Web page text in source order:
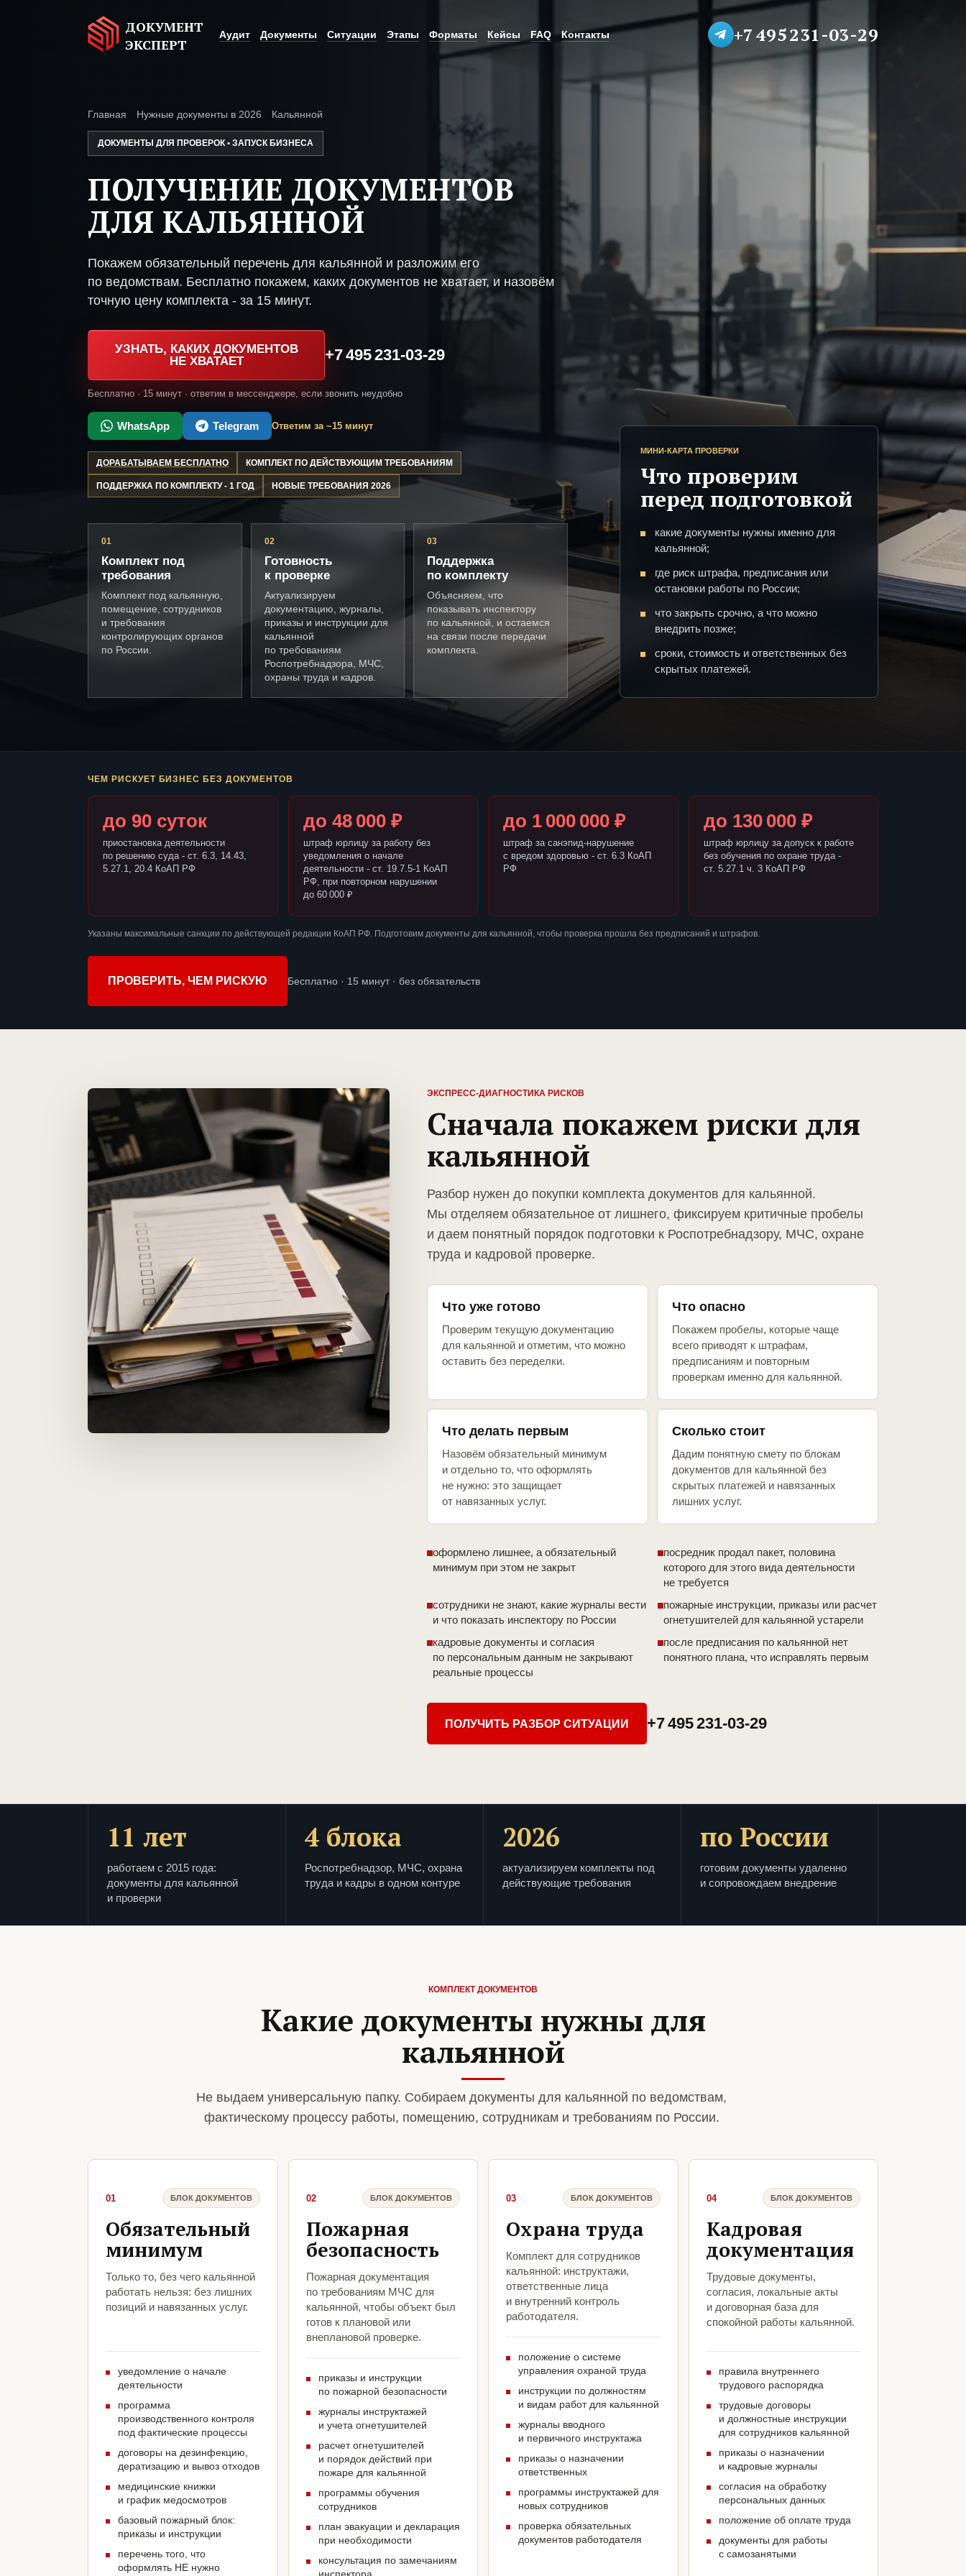
ДОКУМЕНТ
ЭКСПЕРТ
Аудит Документы Ситуации Этапы Форматы Кейсы FAQ Контакты +7 495 231-03-29
Главная Нужные документы в 2026 Кальянной
ДОКУМЕНТЫ ДЛЯ ПРОВЕРОК • ЗАПУСК БИЗНЕСА
ПОЛУЧЕНИЕ ДОКУМЕНТОВ
ДЛЯ КАЛЬЯННОЙ
Покажем обязательный перечень для кальянной и разложим его
по ведомствам. Бесплатно покажем, каких документов не хватает, и назовём
точную цену комплекта - за 15 минут.
УЗНАТЬ, КАКИХ ДОКУМЕНТОВ
НЕ ХВАТАЕТ
+7 495 231-03-29
Бесплатно · 15 минут · ответим в мессенджере, если звонить неудобно
WhatsApp Telegram Ответим за ~15 минут
ДОРАБАТЫВАЕМ БЕСПЛАТНО КОМПЛЕКТ ПО ДЕЙСТВУЮЩИМ ТРЕБОВАНИЯМ
ПОДДЕРЖКА ПО КОМПЛЕКТУ - 1 ГОД НОВЫЕ ТРЕБОВАНИЯ 2026
01
Комплект под
требования
Комплект под кальянную,
помещение, сотрудников
и требования
контролирующих органов
по России.
02
Готовность
к проверке
Актуализируем
документацию, журналы,
приказы и инструкции для
кальянной
по требованиям
Роспотребнадзора, МЧС,
охраны труда и кадров.
03
Поддержка
по комплекту
Объясняем, что
показывать инспектору
по кальянной, и остаемся
на связи после передачи
комплекта.
МИНИ-КАРТА ПРОВЕРКИ
Что проверим
перед подготовкой
какие документы нужны именно для
кальянной;
где риск штрафа, предписания или
остановки работы по России;
что закрыть срочно, а что можно
внедрить позже;
сроки, стоимость и ответственных без
скрытых платежей.
ЧЕМ РИСКУЕТ БИЗНЕС БЕЗ ДОКУМЕНТОВ
до 90 суток
приостановка деятельности
по решению суда - ст. 6.3, 14.43,
5.27.1, 20.4 КоАП РФ
до 48 000 ₽
штраф юрлицу за работу без
уведомления о начале
деятельности - ст. 19.7.5-1 КоАП
РФ, при повторном нарушении
до 60 000 ₽
до 1 000 000 ₽
штраф за санэпид-нарушение
с вредом здоровью - ст. 6.3 КоАП
РФ
до 130 000 ₽
штраф юрлицу за допуск к работе
без обучения по охране труда -
ст. 5.27.1 ч. 3 КоАП РФ
Указаны максимальные санкции по действующей редакции КоАП РФ. Подготовим документы для кальянной, чтобы проверка прошла без предписаний и штрафов.
ПРОВЕРИТЬ, ЧЕМ РИСКУЮ Бесплатно · 15 минут · без обязательств
ЭКСПРЕСС-ДИАГНОСТИКА РИСКОВ
Сначала покажем риски для
кальянной
Разбор нужен до покупки комплекта документов для кальянной.
Мы отделяем обязательное от лишнего, фиксируем критичные пробелы
и даем понятный порядок подготовки к Роспотребнадзору, МЧС, охране
труда и кадровой проверке.
Что уже готово
Проверим текущую документацию
для кальянной и отметим, что можно
оставить без переделки.
Что опасно
Покажем пробелы, которые чаще
всего приводят к штрафам,
предписаниям и повторным
проверкам именно для кальянной.
Что делать первым
Назовём обязательный минимум
и отдельно то, что оформлять
не нужно: это защищает
от навязанных услуг.
Сколько стоит
Дадим понятную смету по блокам
документов для кальянной без
скрытых платежей и навязанных
лишних услуг.
оформлено лишнее, а обязательный
минимум при этом не закрыт
посредник продал пакет, половина
которого для этого вида деятельности
не требуется
сотрудники не знают, какие журналы вести
и что показать инспектору по России
пожарные инструкции, приказы или расчет
огнетушителей для кальянной устарели
кадровые документы и согласия
по персональным данным не закрывают
реальные процессы
после предписания по кальянной нет
понятного плана, что исправлять первым
ПОЛУЧИТЬ РАЗБОР СИТУАЦИИ +7 495 231-03-29
11 лет
работаем с 2015 года:
документы для кальянной
и проверки
4 блока
Роспотребнадзор, МЧС, охрана
труда и кадры в одном контуре
2026
актуализируем комплекты под
действующие требования
по России
готовим документы удаленно
и сопровождаем внедрение
КОМПЛЕКТ ДОКУМЕНТОВ
Какие документы нужны для
кальянной
Не выдаем универсальную папку. Собираем документы для кальянной по ведомствам,
фактическому процессу работы, помещению, сотрудникам и требованиям по России.
01 БЛОК ДОКУМЕНТОВ
Обязательный
минимум
Только то, без чего кальянной
работать нельзя: без лишних
позиций и навязанных услуг.
уведомление о начале
деятельности
программа
производственного контроля
под фактические процессы
договоры на дезинфекцию,
дератизацию и вывоз отходов
медицинские книжки
и график медосмотров
базовый пожарный блок:
приказы и инструкции
перечень того, что
оформлять НЕ нужно
02 БЛОК ДОКУМЕНТОВ
Пожарная
безопасность
Пожарная документация
по требованиям МЧС для
кальянной, чтобы объект был
готов к плановой или
внеплановой проверке.
приказы и инструкции
по пожарной безопасности
журналы инструктажей
и учета огнетушителей
расчет огнетушителей
и порядок действий при
пожаре для кальянной
программы обучения
сотрудников
план эвакуации и декларация
при необходимости
консультация по замечаниям
03 БЛОК ДОКУМЕНТОВ
Охрана труда
Комплект для сотрудников
кальянной: инструктажи,
ответственные лица
и внутренний контроль
работодателя.
положение о системе
управления охраной труда
инструкции по должностям
и видам работ для кальянной
журналы вводного
и первичного инструктажа
приказы о назначении
ответственных
программы инструктажей для
новых сотрудников
проверка обязательных
документов работодателя
04 БЛОК ДОКУМЕНТОВ
Кадровая
документация
Трудовые документы,
согласия, локальные акты
и договорная база для
спокойной работы кальянной.
правила внутреннего
трудового распорядка
трудовые договоры
и должностные инструкции
для сотрудников кальянной
приказы о назначении
и кадровые журналы
согласия на обработку
персональных данных
положение об оплате труда
документы для работы
с самозанятыми